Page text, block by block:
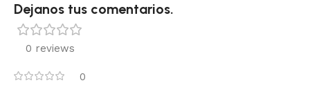
Dejanos tus comentarios.
0 reviews
0